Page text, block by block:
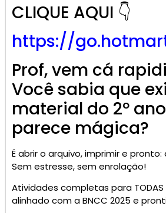
CLIQUE AQUI 👇
https://go.
Prof, vem cá
Você sabia que
material do 2º
parece mágica?
É abrir o arquivo, imprimir e
Sem estresse, sem enrolação!
Atividades completas para
alinhado com a BNCC 2025 e